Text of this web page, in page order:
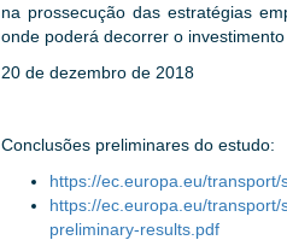
na prossecução das estratégias
onde poderá decorrer o
20 de dezembro de 2018
Conclusões preliminares do estudo:
https://ec.europa.eu/
https://ec.europa.eu/
preliminary-results.pdf